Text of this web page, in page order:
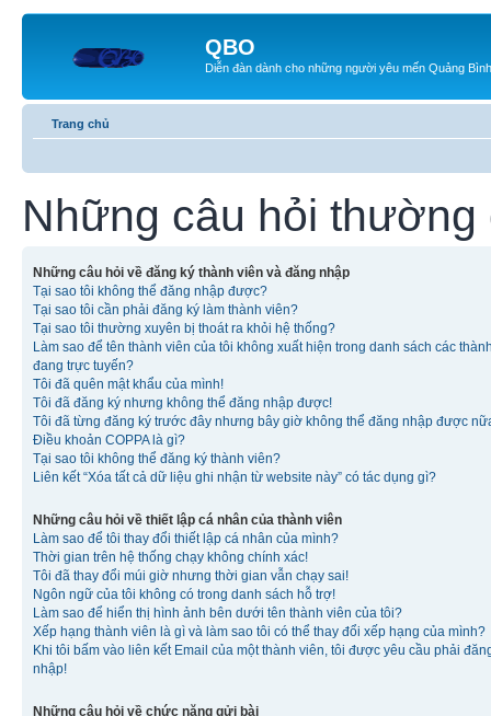
QBO
Diễn đàn dành cho những người yêu mến Quảng Bình
Trang chủ
Những câu hỏi thường
Những câu hỏi về đăng ký thành viên và đăng nhập
Tại sao tôi không thể đăng nhập được?
Tại sao tôi cần phải đăng ký làm thành viên?
Tại sao tôi thường xuyên bị thoát ra khỏi hệ thống?
Làm sao để tên thành viên của tôi không xuất hiện trong danh sách các
đang trực tuyến?
Tôi đã quên mật khẩu của mình!
Tôi đã đăng ký nhưng không thể đăng nhập được!
Tôi đã từng đăng ký trước đây nhưng bây giờ không thể đăng nhập được
Điều khoản COPPA là gì?
Tại sao tôi không thể đăng ký thành viên?
Liên kết “Xóa tất cả dữ liệu ghi nhận từ website này” có tác dụng gì?
Những câu hỏi về thiết lập cá nhân của thành viên
Làm sao để tôi thay đổi thiết lập cá nhân của mình?
Thời gian trên hệ thống chạy không chính xác!
Tôi đã thay đổi múi giờ nhưng thời gian vẫn chạy sai!
Ngôn ngữ của tôi không có trong danh sách hỗ trợ!
Làm sao để hiển thị hình ảnh bên dưới tên thành viên của tôi?
Xếp hạng thành viên là gì và làm sao tôi có thể thay đổi xếp hạng của mình?
Khi tôi bấm vào liên kết Email của một thành viên, tôi được yêu cầu phải
nhập!
Những câu hỏi về chức năng gửi bài